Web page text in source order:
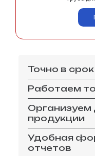
Точно в срок
Работаем
Организуем
продукции
Удобная
отчетов